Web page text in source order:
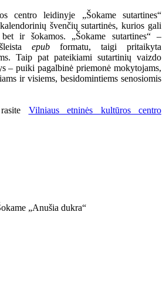
centro leidinyje „Šokame sutartines“
švenčių sutartinės, kurios gali
ir šokamos. „Šokame sutartines“ –
epub formatu, taigi pritaikyta
Taip pat pateikiami sutartinių vaizdo
– puiki pagalbinė priemonė mokytojams,
ir visiems, besidomintiems senosiomis
Vilniaus etninės kultūros centro